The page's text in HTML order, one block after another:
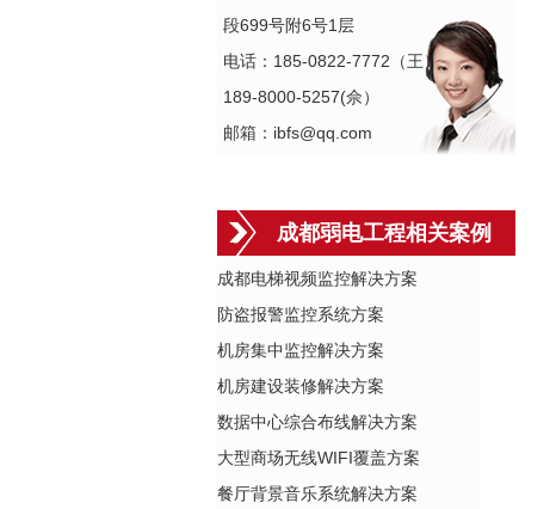
段699号附6号1层
电话：185-0822-7772（王）
189-8000-5257(佘）
邮箱：ibfs@qq.com
成都弱电工程相关案例
成都电梯视频监控解决方案
防盗报警监控系统方案
机房集中监控解决方案
机房建设装修解决方案
数据中心综合布线解决方案
大型商场无线WIFI覆盖方案
餐厅背景音乐系统解决方案